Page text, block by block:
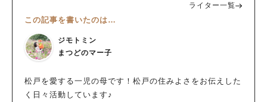
ライター一覧
この記事を書いたのは…
ジモトミン
まつどのマー子
松戸を愛する一児の母です！松戸の住みよさをお伝えした
く日々活動しています♪